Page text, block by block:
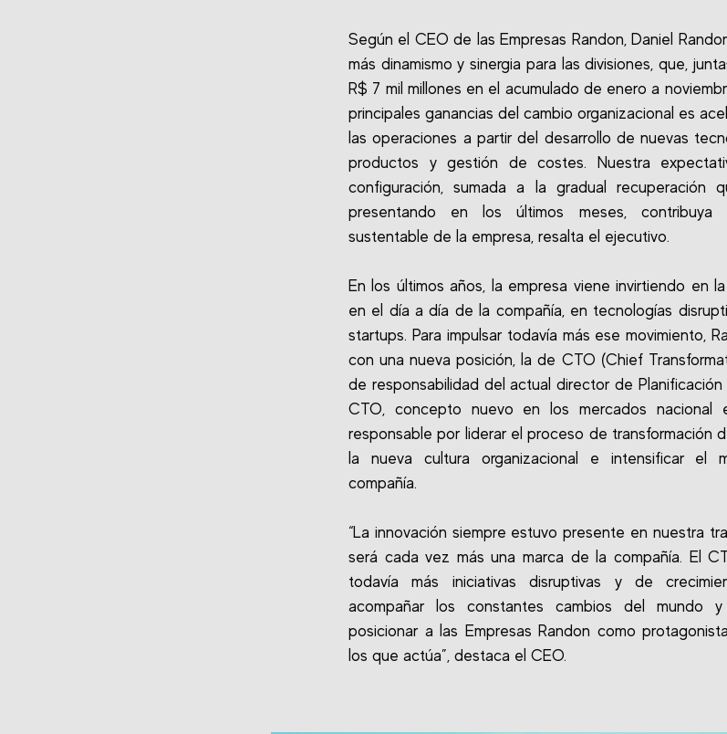
Según el CEO de las Empresas Randon, Daniel
más dinamismo y sinergia para las divisiones, que,
R$ 7 mil millones en el acumulado de enero a
principales ganancias del cambio organizacional es
las operaciones a partir del desarrollo de nuevas
productos y gestión de costes. Nuestra
configuración, sumada a la gradual recuperación
presentando en los últimos meses, contribuya
sustentable de la empresa, resalta el ejecutivo.
En los últimos años, la empresa viene invirtiendo en
en el día a día de la compañía, en tecnologías
startups. Para impulsar todavía más ese movimiento,
con una nueva posición, la de CTO (Chief
de responsabilidad del actual director de Planificación y
CTO, concepto nuevo en los mercados nacional
responsable por liderar el proceso de transformación
la nueva cultura organizacional e intensificar el
compañía.
“La innovación siempre estuvo presente en nuestra
será cada vez más una marca de la compañía. El
todavía más iniciativas disruptivas y de
acompañar los constantes cambios del mundo y
posicionar a las Empresas Randon como
los que actúa”, destaca el CEO.